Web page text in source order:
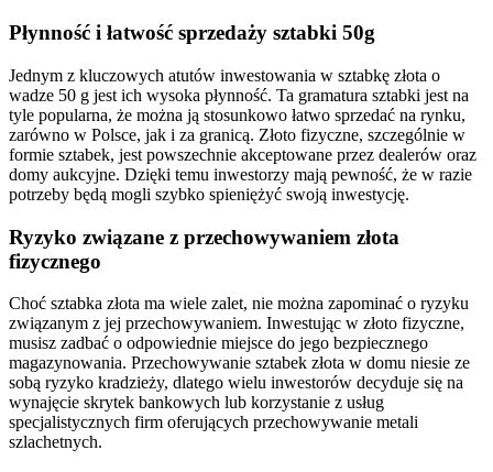
Płynność i łatwość sprzedaży sztabki 50g
Jednym z kluczowych atutów inwestowania w sztabkę złota o
wadze 50 g jest ich wysoka płynność. Ta gramatura sztabki jest na
tyle popularna, że można ją stosunkowo łatwo sprzedać na rynku,
zarówno w Polsce, jak i za granicą. Złoto fizyczne, szczególnie w
formie sztabek, jest powszechnie akceptowane przez dealerów oraz
domy aukcyjne. Dzięki temu inwestorzy mają pewność, że w razie
potrzeby będą mogli szybko spieniężyć swoją inwestycję.
Ryzyko związane z przechowywaniem złota
fizycznego
Choć sztabka złota ma wiele zalet, nie można zapominać o ryzyku
związanym z jej przechowywaniem. Inwestując w złoto fizyczne,
musisz zadbać o odpowiednie miejsce do jego bezpiecznego
magazynowania. Przechowywanie sztabek złota w domu niesie ze
sobą ryzyko kradzieży, dlatego wielu inwestorów decyduje się na
wynajęcie skrytek bankowych lub korzystanie z usług
specjalistycznych firm oferujących przechowywanie metali
szlachetnych.